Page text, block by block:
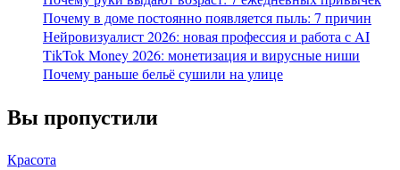
Почему в доме постоянно появляется пыль: 7 причин
Нейровизуалист 2026: новая профессия и работа с AI
TikTok Money 2026: монетизация и вирусные ниши
Почему раньше бельё сушили на улице
Вы пропустили
Красота